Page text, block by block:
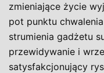
zmieniające życie
pot punktu
strumienia gadżetu
przewidywanie i
satysfakcjonujący